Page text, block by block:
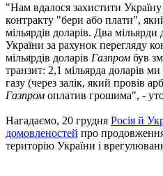
"Нам вдалося захистити
контракту "бери або плати",
мільярдів доларів. Два
України за рахунок перегляду
мільярдів доларів Газпром був
транзит: 2,1 мільярда доларів
газу (через залік, який провів
Газпром оплатив грошима", -
Нагадаємо, 20 грудня Росія й
домовленостей про
територію України і